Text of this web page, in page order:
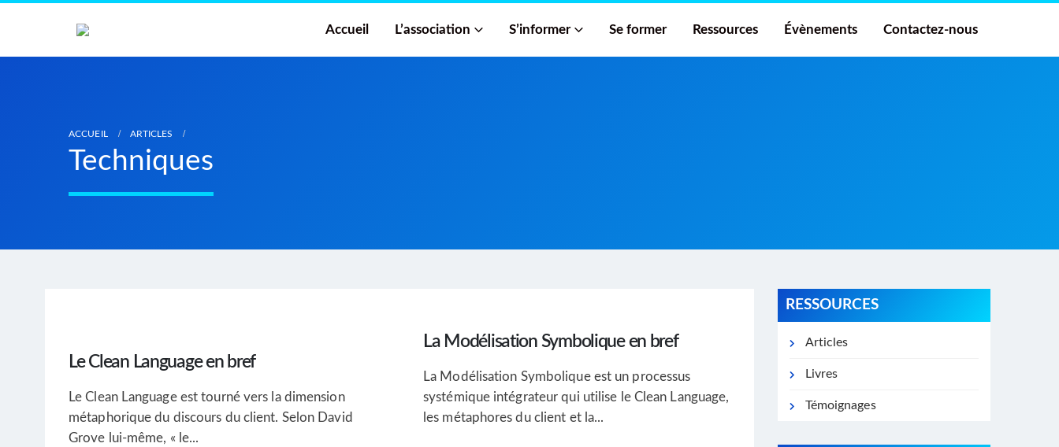
Accueil L’association S’informer Se former Ressources Évènements Contactez-nous
ACCUEIL ARTICLES
Techniques
Le Clean Language en bref
Le Clean Language est tourné vers la dimension
métaphorique du discours du client. Selon David
Grove lui-même, « le...
La Modélisation Symbolique en bref
La Modélisation Symbolique est un processus
systémique intégrateur qui utilise le Clean Language,
les métaphores du client et la...
RESSOURCES
Articles
Livres
Témoignages